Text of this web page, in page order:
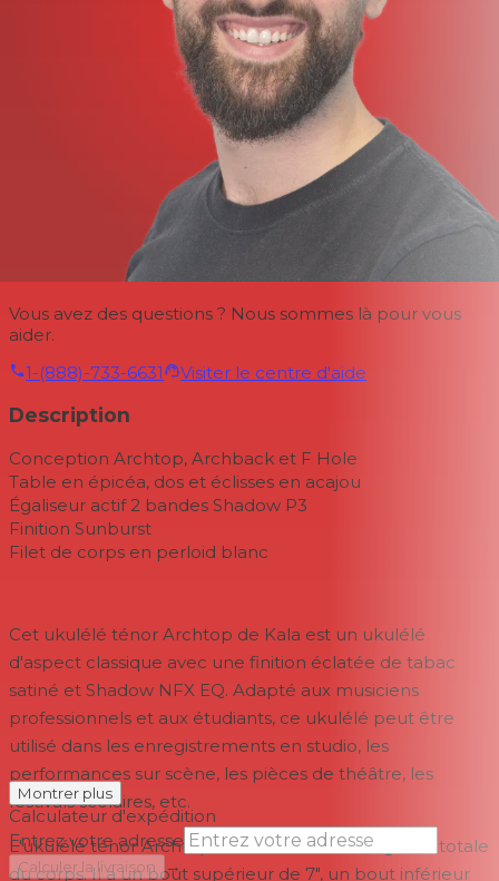
Vous avez des questions ? Nous sommes là pour vous
aider.
1-(888)-733-6631
Visiter le centre d'aide
Description
Conception Archtop, Archback et F Hole
Table en épicéa, dos et éclisses en acajou
Égaliseur actif 2 bandes Shadow P3
Finition Sunburst
Filet de corps en perloid blanc
Cet ukulélé ténor Archtop de Kala est un ukulélé
d'aspect classique avec une finition éclatée de tabac
satiné et Shadow NFX EQ. Adapté aux musiciens
professionnels et aux étudiants, ce ukulélé peut être
utilisé dans les enregistrements en studio, les
performances sur scène, les pièces de théâtre, les
festivals scolaires, etc.
L'ukulélé ténor Archtop mesure 26,5" de longueur totale
du corps. Il a un bout supérieur de 7", un bout inférieur
Montrer plus
Calculateur d'expédition
Entrez votre adresse
Calculer la livraison
→